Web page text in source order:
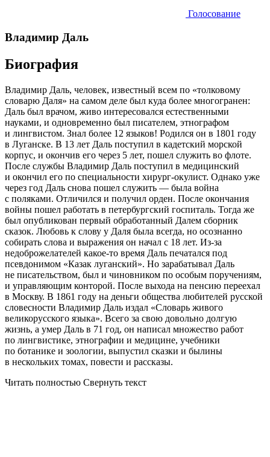
Голосование
Владимир Даль
Биография
Владимир Даль, человек, известный всем по «толковому
словарю Даля» на самом деле был куда более многогранен:
Даль был врачом, живо интересовался естественными
науками, и одновременно был писателем, этнографом
и лингвистом. Знал более 12 языков! Родился он в 1801 году
в Луганске. В 13 лет Даль поступил в кадетский морской
корпус, и окончив его через 5 лет, пошел служить во флоте.
После службы Владимир Даль поступил в медицинский
и окончил его по специальности хирург-окулист. Однако уже
через год Даль снова пошел служить — была война
с поляками. Отличился и получил орден. После окончания
войны пошел работать в петербургский госпиталь. Тогда же
был опубликован первый обработанный Далем сборник
сказок. Любовь к слову у Даля была всегда, но осознанно
собирать слова и выражения он начал с 18 лет. Из-за
недоброжелателей какое-то время Даль печатался под
псевдонимом «Казак луганский». Но зарабатывал Даль
не писательством, был и чиновником по особым поручениям,
и управляющим конторой. После выхода на пенсию переехал
в Москву. В 1861 году на деньги общества любителей русской
словесности Владимир Даль издал «Словарь живого
великорусского языка». Всего за свою довольно долгую
жизнь, а умер Даль в 71 год, он написал множество работ
по лингвистике, этнографии и медицине, учебники
по ботанике и зоологии, выпустил сказки и былины
в нескольких томах, повести и рассказы.
Читать полностью Свернуть текст